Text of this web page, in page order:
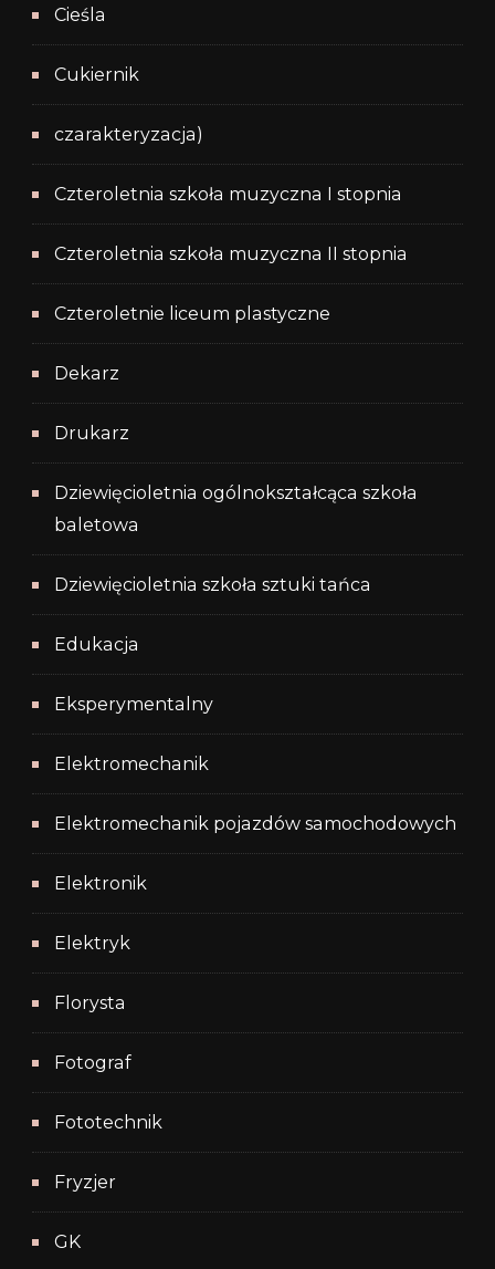
Cieśla
Cukiernik
czarakteryzacja)
Czteroletnia szkoła muzyczna I stopnia
Czteroletnia szkoła muzyczna II stopnia
Czteroletnie liceum plastyczne
Dekarz
Drukarz
Dziewięcioletnia ogólnokształcąca szkoła
baletowa
Dziewięcioletnia szkoła sztuki tańca
Edukacja
Eksperymentalny
Elektromechanik
Elektromechanik pojazdów samochodowych
Elektronik
Elektryk
Florysta
Fotograf
Fototechnik
Fryzjer
GK